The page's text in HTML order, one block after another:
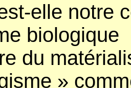
elle notre
biologique
du
»